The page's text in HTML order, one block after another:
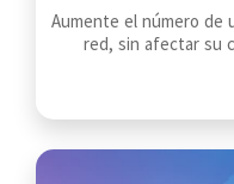
Aumente el número de
red, sin afectar su